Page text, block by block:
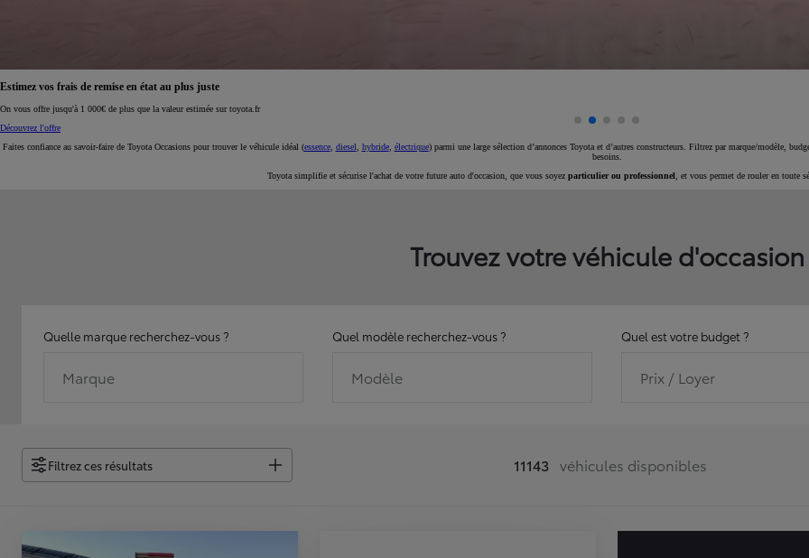
Estimez vos frais de remise en état au plus juste
On vous offre jusqu'à 1 000€ de plus que la valeur estimée sur toyota.fr
Découvrez l'offre
Faites confiance au savoir-faire de Toyota Occasions pour trouver le véhicule idéal (essence, diesel hybride, électrique) parmi une large sélection d’annonces Toyota et d’autres constructeurs. Filtrez par marque/modèle,
besoins.
Toyota simplifie et sécurise l'achat de votre future auto d'occasion, que vous soyez particulier ou professionnel , et vous permet de rouler en toute
Trouvez votre véhicule d'occasion
Quelle marque recherchez-vous ?
Marque
Quel modèle recherchez-vous ?
Modèle
Quel est votre budget ?
Prix / Loyer
Filtrez ces résultats 11143 véhicules disponibles